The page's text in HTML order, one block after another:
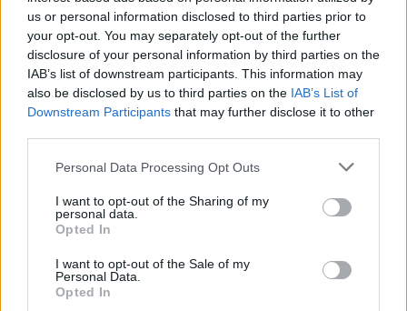
us or personal information disclosed to third parties prior to
your opt-out. You may separately opt-out of the further
disclosure of your personal information by third parties on the
IAB’s list of downstream participants. This information may
also be disclosed by us to third parties on the IAB’s List of
Downstream Participants that may further disclose it to other
Personal Data Processing Opt Outs
I want to opt-out of the Sharing of my
personal data.
Opted In
I want to opt-out of the Sale of my
Personal Data.
Opted In
AJÁNLJUK MÉG
Kecskeméten is szakirányú továbbképzésekkel erősít a
Gál Ferenc Egyetem